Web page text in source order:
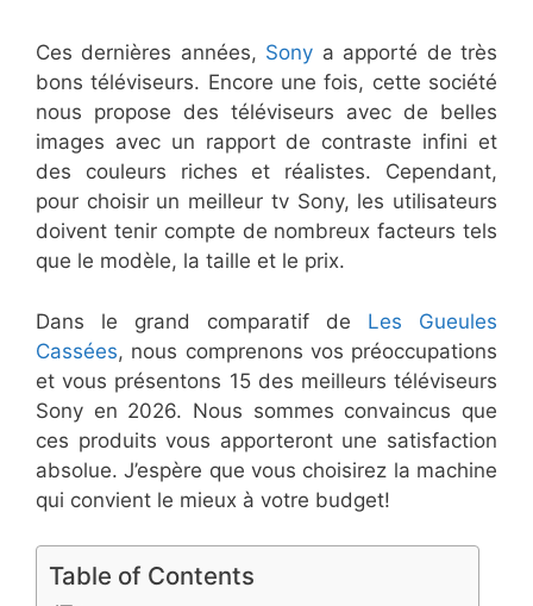
Ces dernières années, Sony a apporté de très
bons téléviseurs. Encore une fois, cette société
nous propose des téléviseurs avec de belles
images avec un rapport de contraste infini et
des couleurs riches et réalistes. Cependant,
pour choisir un meilleur tv Sony, les utilisateurs
doivent tenir compte de nombreux facteurs tels
que le modèle, la taille et le prix.
Dans le grand comparatif de Les Gueules
Cassées, nous comprenons vos préoccupations
et vous présentons 15 des meilleurs téléviseurs
Sony en 2026. Nous sommes convaincus que
ces produits vous apporteront une satisfaction
absolue. J’espère que vous choisirez la machine
qui convient le mieux à votre budget!
Table of Contents